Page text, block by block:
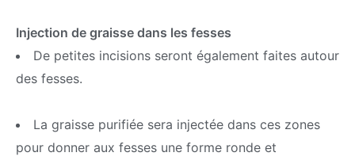
Injection de graisse dans les fesses
De petites incisions seront également faites autour
des fesses.
La graisse purifiée sera injectée dans ces zones
pour donner aux fesses une forme ronde et